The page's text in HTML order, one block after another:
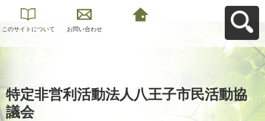
このサイトについて お問い合わせ
特定非営利活動法人八王子市民活動協
議会